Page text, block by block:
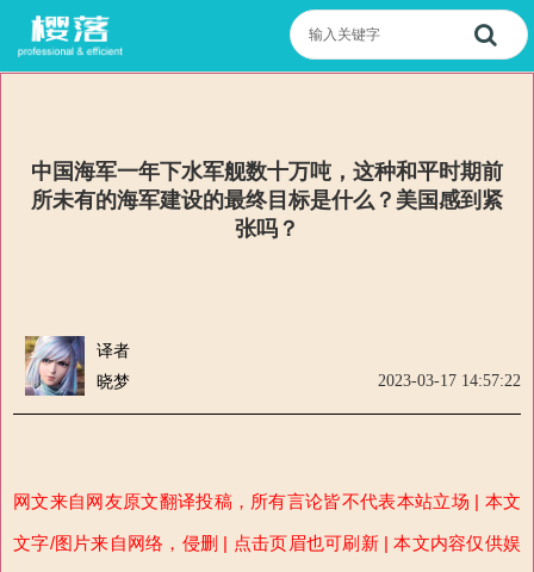
中国海军一年下水军舰数十万吨，这种和平时期前
所未有的海军建设的最终目标是什么？美国感到紧
张吗？
译者
晓梦
2023-03-17 14:57:22
网文来自网友原文翻译投稿，所有言论皆不代表本站立场 | 本文
文字/图片来自网络，侵删 | 点击页眉也可刷新 | 本文内容仅供娱